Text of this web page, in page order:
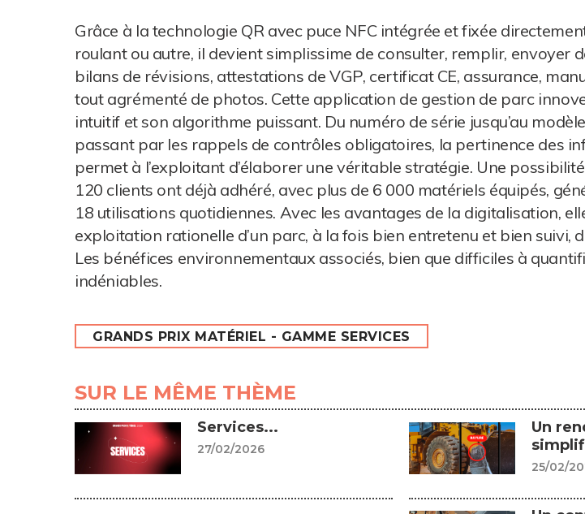
Grâce à la technologie QR avec puce NFC intégrée et fixée
roulant ou autre, il devient simplissime de consulter, remplir, envoyer
bilans de révisions, attestations de VGP, certificat CE, assurance,
tout agrémenté de photos. Cette application de gestion de parc
intuitif et son algorithme puissant. Du numéro de série jusqu’au
passant par les rappels de contrôles obligatoires, la pertinence des
permet à l’exploitant d’élaborer une véritable stratégie. Une
120 clients ont déjà adhéré, avec plus de 6 000 matériels équipés,
18 utilisations quotidiennes. Avec les avantages de la digitalisation,
exploitation rationelle d’un parc, à la fois bien entretenu et bien suivi,
Les bénéfices environnementaux associés, bien que difficiles à
indéniables.
GRANDS PRIX MATÉRIEL - GAMME SERVICES
SUR LE MÊME THÈME
Services...
27/02/2026
Un
25/02/